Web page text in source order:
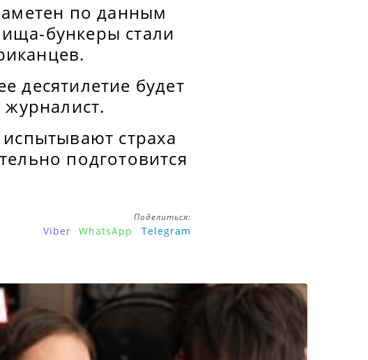
по данным
бункеры стали
десятилетие будет
страха
подготовится
Поделиться:
Viber WhatsApp Telegram